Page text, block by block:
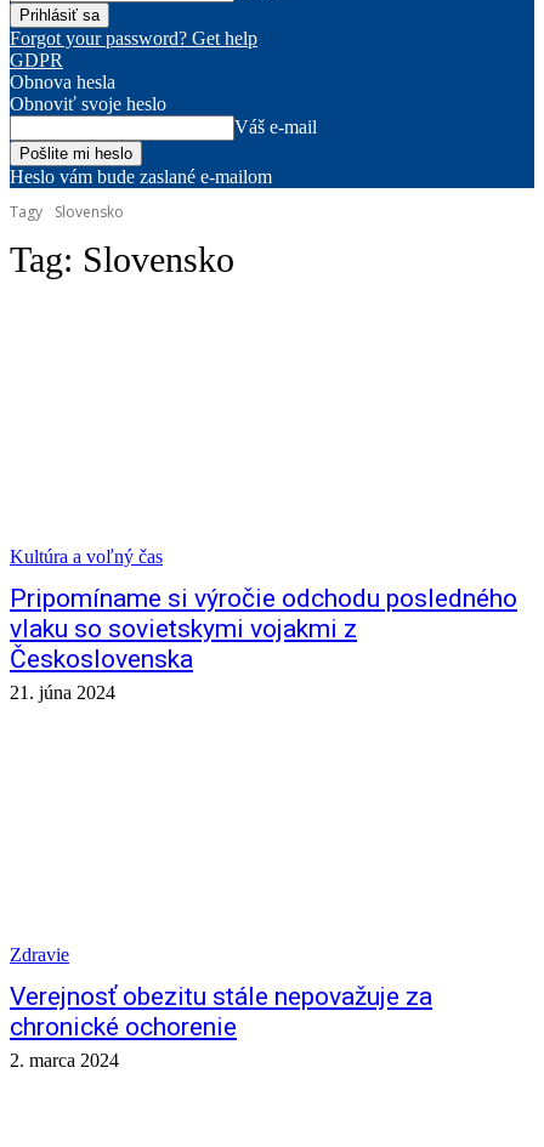
Forgot your password? Get help
GDPR
Obnova hesla
Obnoviť svoje heslo
Váš e-mail
Heslo vám bude zaslané e-mailom
Tagy
Slovensko
Tag: Slovensko
Kultúra a voľný čas
Pripomíname si výročie odchodu posledného
vlaku so sovietskymi vojakmi z
Československa
21. júna 2024
Zdravie
Verejnosť obezitu stále nepovažuje za
chronické ochorenie
2. marca 2024